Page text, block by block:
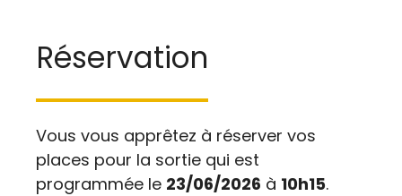
Réservation
Vous vous apprêtez à réserver vos
places pour la sortie qui est
programmée le 23/06/2026 à 10h15.